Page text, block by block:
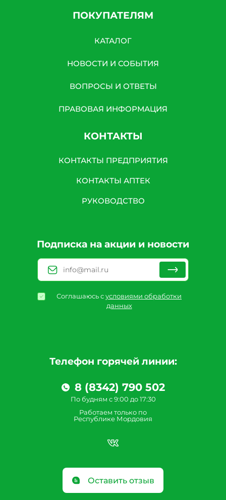
Телефон горячей линии:
8 (8342) 790 502
По будням с 9:00 до 17:30
Работаем только по
Республике Мордовия
Оставить отзыв
ПОКУПАТЕЛЯМ
КАТАЛОГ
НОВОСТИ И СОБЫТИЯ
ВОПРОСЫ И ОТВЕТЫ
ПРАВОВАЯ ИНФОРМАЦИЯ
КОНТАКТЫ
КОНТАКТЫ ПРЕДПРИЯТИЯ
КОНТАКТЫ АПТЕК
РУКОВОДСТВО
Подписка на акции и новости
Соглашаюсь сусловиями обработки
данных